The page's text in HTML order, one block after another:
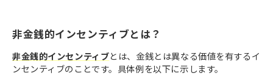
非金銭的インセンティブとは？
非金銭的インセンティブとは、金銭とは異なる価値を有するイ
ンセンティブのことです。具体例を以下に示します。